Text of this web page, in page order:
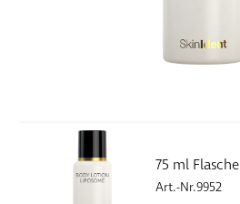
75 ml Flasche
Art.-Nr.9952